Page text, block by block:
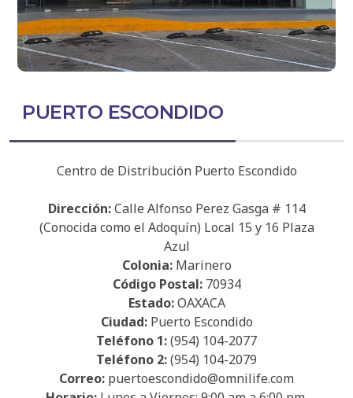
PUERTO ESCONDIDO
Centro de Distribución Puerto Escondido
Dirección:Calle Alfonso Perez Gasga # 114
(Conocida como el Adoquín) Local 15 y 16 Plaza
Azul
Colonia:Marinero
Código Postal:70934
Estado:OAXACA
Ciudad:Puerto Escondido
Teléfono 1:(954) 104-2077
Teléfono 2:(954) 104-2079
Correo: puertoescondido@omnilife.com